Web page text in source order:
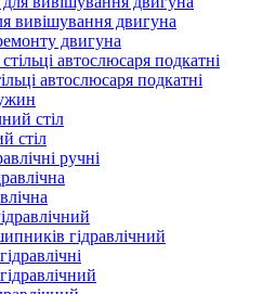
вивішування двигуна
двигуна
автослюсаря подкатні
стіл
ручні
гідравлічний